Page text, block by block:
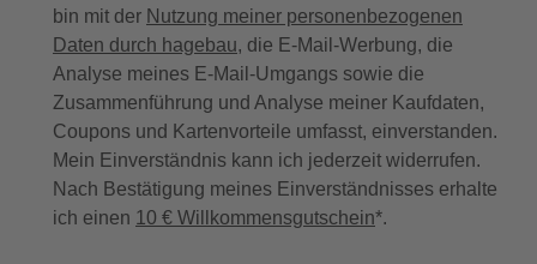
bin mit der Nutzung meiner personenbezogenen
Daten durch hagebau, die E-Mail-Werbung, die
Analyse meines E-Mail-Umgangs sowie die
Zusammenführung und Analyse meiner Kaufdaten,
Coupons und Kartenvorteile umfasst, einverstanden.
Mein Einverständnis kann ich jederzeit widerrufen.
Nach Bestätigung meines Einverständnisses erhalte
ich einen 10 € Willkommensgutschein*.